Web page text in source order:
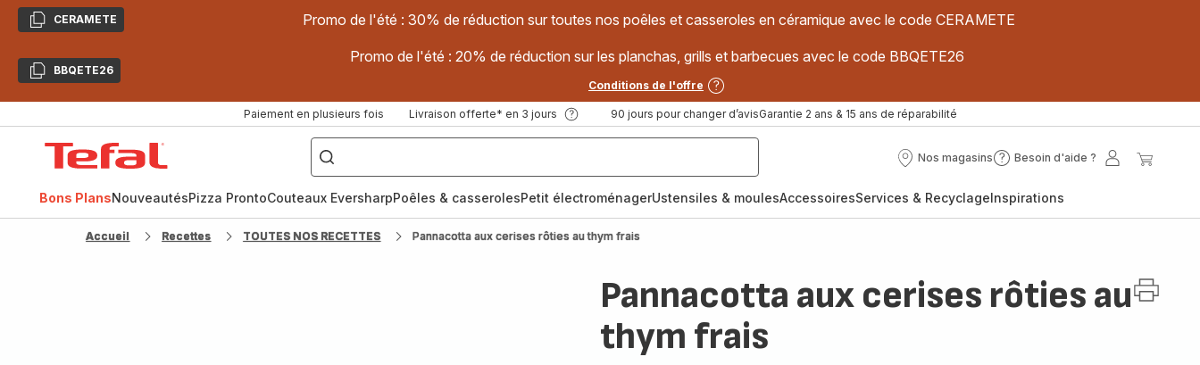
CopierCERAMETE Promo de l'été : 30% de réduction sur toutes nos poêles et casseroles en céramique avec le code CERAMETE
CopierBBQETE26
Promo de l'été : 20% de réduction sur les planchas, grills et barbecues avec le code BBQETE26
Conditions de l'offre
Paiement en plusieurs fois Livraison offerte* en 3 jours 90 jours pour changer d’avisGarantie 2 ans & 15 ans de réparabilité
["Poêles
inox,
Cake
Factory,
Nos magasins
Nos
Besoin d'aide ?
Besoin
?
Mon
Bons PlansNouveautésPizza ProntoCouteaux EversharpPoêles & casserolesPetit électroménagerUstensiles & moulesAccessoiresServices & RecyclageInspirations
Accueil Recettes TOUTES NOS RECETTES Pannacotta aux cerises rôties au thym frais
Pannacotta aux cerises rôties au
thym frais